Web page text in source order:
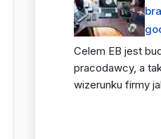
Celem EB jest
pracodawcy, a
wizerunku firmy